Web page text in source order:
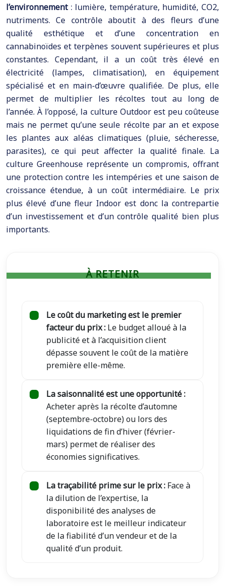
l’environnement: lumière, température, humidité, CO2,
nutriments. Ce contrôle aboutit à des fleurs d’une
qualité esthétique et d’une concentration en
cannabinoïdes et terpènes souvent supérieures et plus
constantes. Cependant, il a un coût très élevé en
électricité (lampes, climatisation), en équipement
spécialisé et en main-d’œuvre qualifiée. De plus, elle
permet de multiplier les récoltes tout au long de
l’année. À l’opposé, la culture Outdoor est peu coûteuse
mais ne permet qu’une seule récolte par an et expose
les plantes aux aléas climatiques (pluie, sécheresse,
parasites), ce qui peut affecter la qualité finale. La
culture Greenhouse représente un compromis, offrant
une protection contre les intempéries et une saison de
croissance étendue, à un coût intermédiaire. Le prix
plus élevé d’une fleur Indoor est donc la contrepartie
d’un investissement et d’un contrôle qualité bien plus
importants.
À RETENIR
Le coût du marketing est le premier
facteur du prix : Le budget alloué à la
publicité et à l’acquisition client
dépasse souvent le coût de la matière
première elle-même.
La saisonnalité est une opportunité :
Acheter après la récolte d’automne
(septembre-octobre) ou lors des
liquidations de fin d’hiver (février-
mars) permet de réaliser des
économies significatives.
La traçabilité prime sur le prix : Face à
la dilution de l’expertise, la
disponibilité des analyses de
laboratoire est le meilleur indicateur
de la fiabilité d’un vendeur et de la
qualité d’un produit.